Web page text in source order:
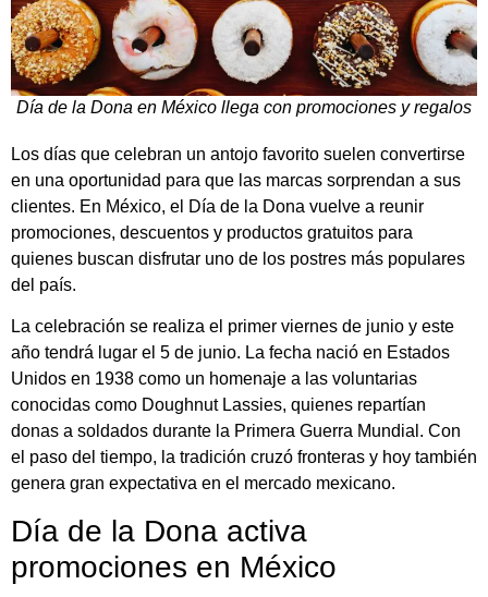
Día de la Dona en México llega con promociones y regalos
Los días que celebran un antojo favorito suelen convertirse
en una oportunidad para que las marcas sorprendan a sus
clientes. En México, el Día de la Dona vuelve a reunir
promociones, descuentos y productos gratuitos para
quienes buscan disfrutar uno de los postres más populares
del país.
La celebración se realiza el primer viernes de junio y este
año tendrá lugar el 5 de junio. La fecha nació en Estados
Unidos en 1938 como un homenaje a las voluntarias
conocidas como Doughnut Lassies, quienes repartían
donas a soldados durante la Primera Guerra Mundial. Con
el paso del tiempo, la tradición cruzó fronteras y hoy también
genera gran expectativa en el mercado mexicano.
Día de la Dona activa
promociones en México